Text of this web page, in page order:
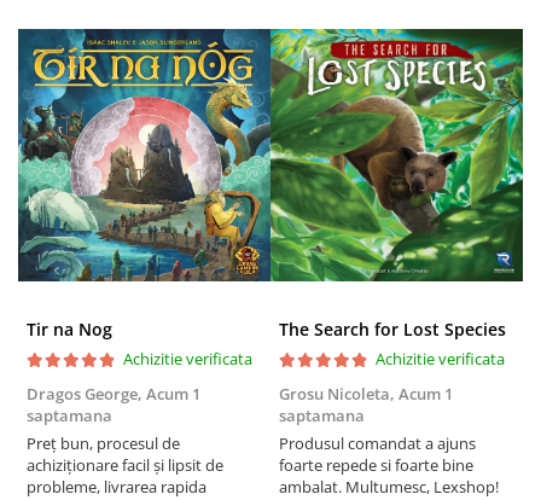
Puzzle 4000 piese
Puzzle 500 piese
4D Cityscape Time Puzzle
Puzzle 180 piese
Puzzle 12 piese
Educative
Puzzle 300 piese
Puzzle 70 piese
Puzzle cu 100 piese
Puzzle cu 200 piese
Puzzle XXL
Puzzle 2 in 1
Tir na Nog
Achizitie verificata
Dragos George, Acum 1
saptamana
Preț bun, procesul de
achiziționare facil și lipsit de
probleme, livrarea rapida
The Search for Lost Species
Achizitie verificata
Grosu Nicoleta, Acum 1
saptamana
Produsul comandat a ajuns
foarte repede si foarte bine
ambalat. Multumesc, Lexshop!